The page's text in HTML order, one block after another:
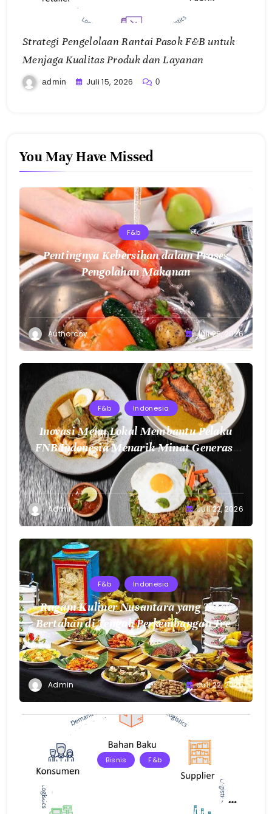
Strategi Pengelolaan Rantai Pasok F&B untuk
Menjaga Kualitas Produk dan Layanan
admin Juli 15, 2026 0
You May Have Missed
F&b
Pentingnya Kebersihan dalam Proses
Pengolahan Makanan
Authorcoy Juli 28, 2026
F&b Indonesia
Inovasi Menu Lokal Membantu Pelaku
FNB Indonesia Menarik Minat Generasi
Muda
Admin Juli 22, 2026
F&b Indonesia
Ragam Kuliner Nusantara yang Tetap
Bertahan di Tengah Perkembangan Tren
Makanan Modern
Admin Juli 22, 2026
Bisnis F&b
Strategi Pengelolaan Rantai Pasok F&B
untuk Menjaga Kualitas Produk dan